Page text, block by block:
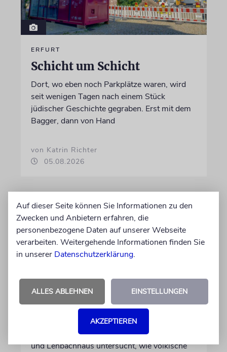
ERFURT
Schicht um Schicht
Dort, wo eben noch Parkplätze waren, wird
seit wenigen Tagen nach einem Stück
jüdischer Geschichte gegraben. Erst mit dem
Bagger, dann von Hand
von Katrin Richter
05.08.2026
Bedrohlich aktuell
Ein Forschungsprojekt von NS-Dokuzentrum
und Lenbachhaus untersucht, wie völkische
Auf dieser Seite können Sie Informationen zu den
Zwecken und Anbietern erfahren, die
personenbezogene Daten auf unserer Webseite
verarbeiten. Weitergehende Informationen finden Sie
in unserer Datenschutzerklärung.
ALLES ABLEHNEN EINSTELLUNGEN
AKZEPTIEREN